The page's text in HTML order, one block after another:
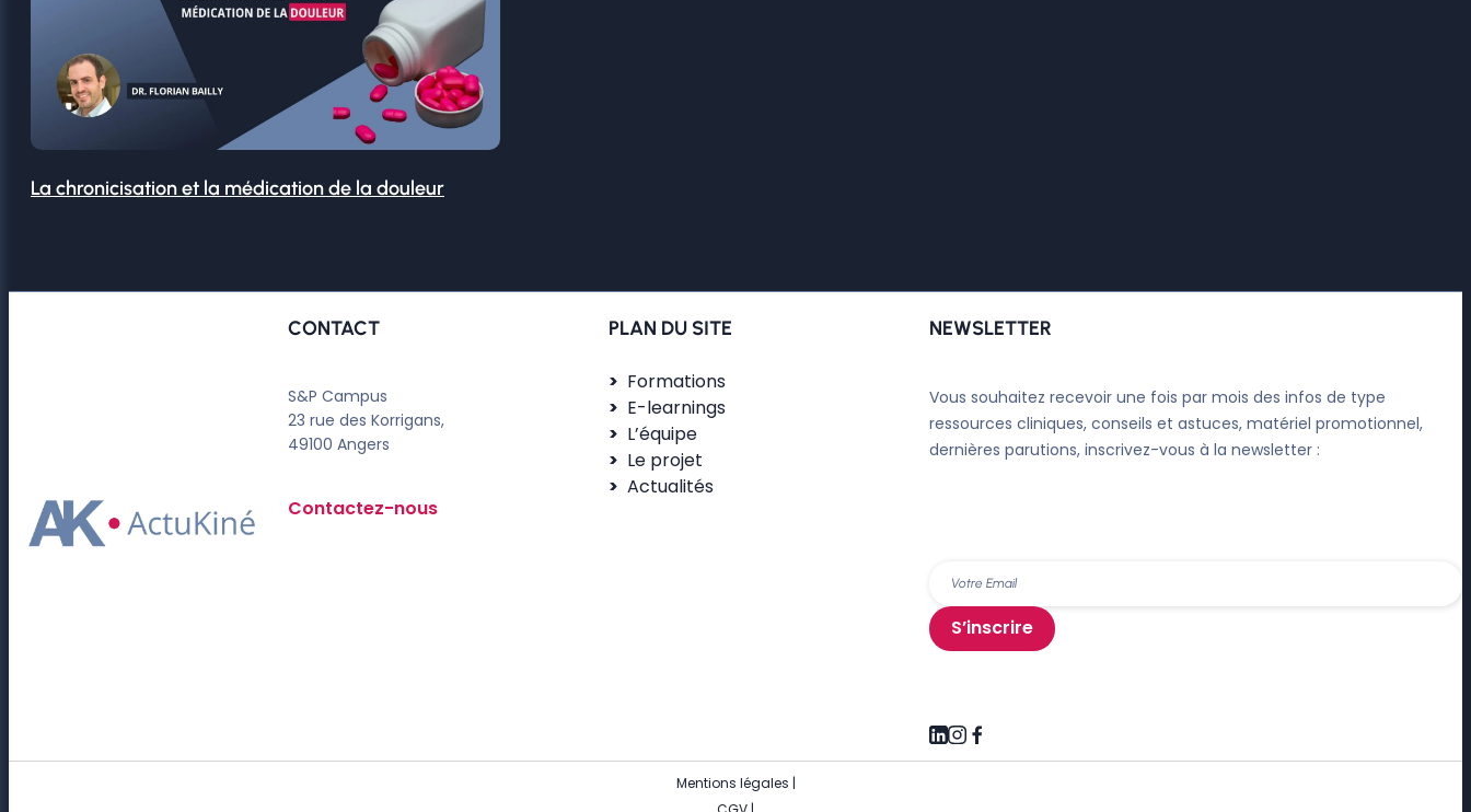
La chronicisation et la médication de la douleur
CONTACT
S&P Campus
23 rue des Korrigans,
49100 Angers
Contactez-nous
PLAN DU SITE
Formations
E-learnings
L’équipe
Le projet
Actualités
NEWSLETTER
Vous souhaitez recevoir une fois par mois des infos de type
ressources cliniques, conseils et astuces, matériel promotionnel,
dernières parutions, inscrivez-vous à la newsletter :
S’inscrire
Mentions légales |